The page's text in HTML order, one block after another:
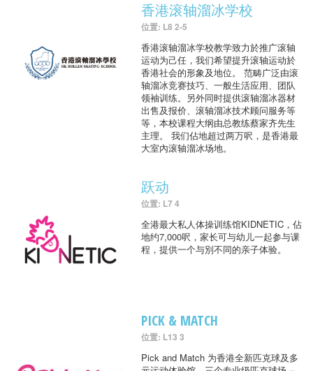
香港滚轴溜冰学校
位置: L8 2-5
香港滚轴溜冰学校教学致力於推广滚轴
运动为己任，我们希望提升滚轴运动於
香港社会的形象及地位。 范畴广泛由滚
轴溜冰竞赛技巧、一般生活应用、团队
领袖训练。另外同时提供滚轴溜冰器材
出售及报价、滚轴溜冰技术顾问服务等
等，本校课程大纲由总教练蔡家齐先生
主理。 我们佔地超过两万呎，是香港最
大室內滚轴溜冰场地。
跃动
位置: L7 4
全港最大私人体操训练馆KIDNETIC，佔
地约7,000呎，家长可与幼儿一起参与课
程，提供一个与別不同的亲子体验。
PICK & MATCH
位置: L13 3
Pick and Match 为香港全新匹克球及多